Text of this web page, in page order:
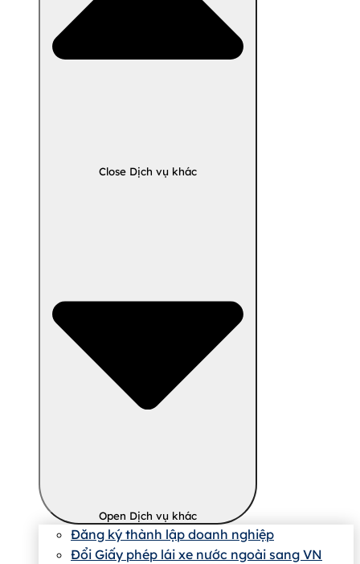
Close Dịch vụ khác
Open Dịch vụ khác
Đăng ký thành lập doanh nghiệp
Đổi Giấy phép lái xe nước ngoài sang VN